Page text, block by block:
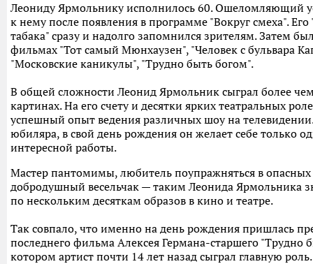
Леониду Ярмольнику исполнилось 60. Ошеломляющий
к нему после появления в программе "Вокруг смеха".
табака" сразу и надолго запомнился зрителям. Затем
фильмах "Тот самый Мюнхаузен", "Человек с бульвара
"Московские каникулы", "Трудно быть богом".
В общей сложности Леонид Ярмольник сыграл более
картинах. На его счету и десятки ярких театральных
успешный опыт ведения различных шоу на
юбиляра, в свой день рождения он желает себе только
интересной работы.
Мастер пантомимы, любитель поупражняться в
добродушный весельчак — таким Леонида Ярмольника
по нескольким десяткам образов в кино и театре.
Так совпало, что именно на день рождения пришлась
последнего фильма Алексея Германа-старшего "Трудно
котором артист почти 14 лет назад сыграл главную роль.